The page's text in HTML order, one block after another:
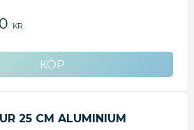
KR
25 CM ALUMINIUM